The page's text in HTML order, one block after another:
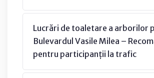
Lucrări de toaletare a arborilor
Bulevardul Vasile Milea –
pentru participanții la trafic